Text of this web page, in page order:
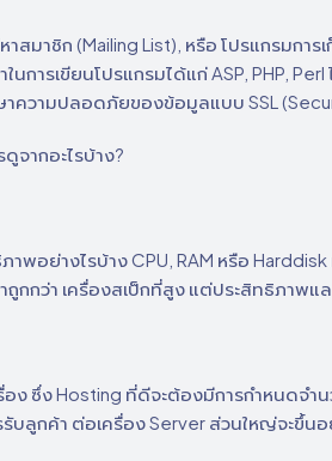
สมาชิก (Mailing List), หรือ โปรแกรมก
การเขียนโปรแกรมได้แก่ ASP, PHP,
ความปลอดภัยของข้อมูลแบบ SSL
จากอะไรบ้าง?
ย่างไรบ้าง CPU, RAM หรือ Harddisk
กว่า เครื่องสเป็กที่สูง แต่ประสิทธิภาพแล
ง ซึ่ง Hosting ที่ดีจะต้องมีการกำหนดจ
บลูกค้า ต่อเครื่อง Server ส่วนใหญ่จะขึ้น